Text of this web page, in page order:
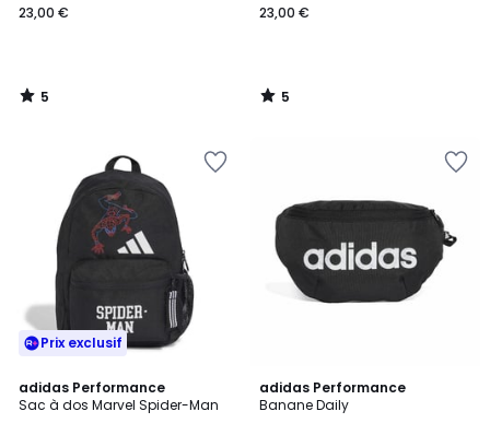
23,00 €
5
/
23,00 €
5
/
Prix exclusif
adidas Performance
Sac à dos Marvel Spider-Man
adidas Performance
Banane Daily
5
/